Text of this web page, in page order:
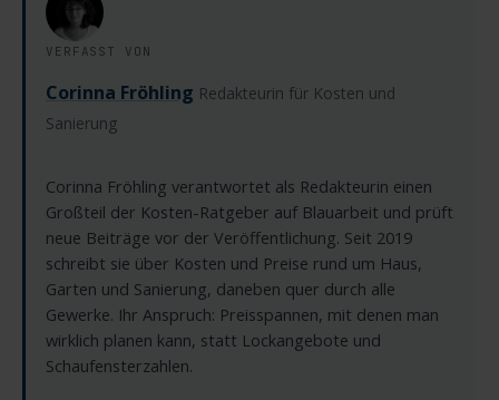
VERFASST VON
Corinna Fröhling Redakteurin für Kosten und
Sanierung
Corinna Fröhling verantwortet als Redakteurin einen
Großteil der Kosten-Ratgeber auf Blauarbeit und prüft
neue Beiträge vor der Veröffentlichung. Seit 2019
schreibt sie über Kosten und Preise rund um Haus,
Garten und Sanierung, daneben quer durch alle
Gewerke. Ihr Anspruch: Preisspannen, mit denen man
wirklich planen kann, statt Lockangebote und
Schaufensterzahlen.